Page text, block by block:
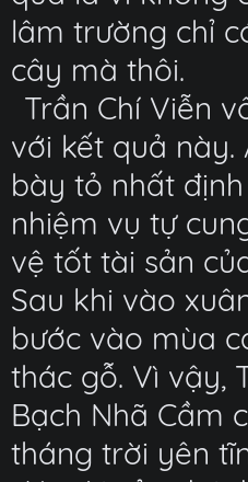
lâm trường chỉ
cây mà thôi.
Trần Chí Viễn
với kết quả này.
bày tỏ nhất
nhiệm vụ tự
vệ tốt tài sản
Sau khi vào
bước vào mùa
thác gỗ. Vì vậy,
Bạch Nhã Cầm
tháng trời yên